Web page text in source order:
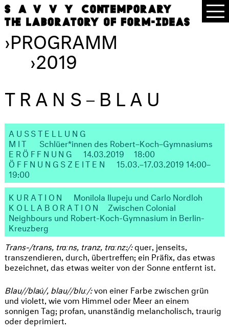
›PROGRAMM
›2019
TRANS–BLAU
AUSSTELLUNG
MIT
Schlüer*innen des Robert–Koch–Gymnasiums
ERÖFFNUNG
14.03.2019
18:00
ÖFFNUNGSZEITEN
15.03.–17.03.2019 14:00–
19:00
KURATION
Monilola Ilupeju und Carlo Nordloh
KOLLABORATION
Zwischen Colonial
Neighbours und Robert-Koch-Gymnasium in Berlin-
Kreuzberg
Trans-/trans, trɑːns, tranz, trɑːnz:/:quer, jenseits,
transzendieren, durch, übertreffen; ein Präfix, das etwas
bezeichnet, das etwas weiter von der Sonne entfernt ist.
Blau//blaú/, blau//bluː/:von einer Farbe zwischen grün
und violett, wie vom Himmel oder Meer an einem
sonnigen Tag; profan, unanständig melancholisch, traurig
oder deprimiert.